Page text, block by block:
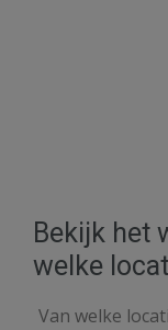
Bekijk het
welke